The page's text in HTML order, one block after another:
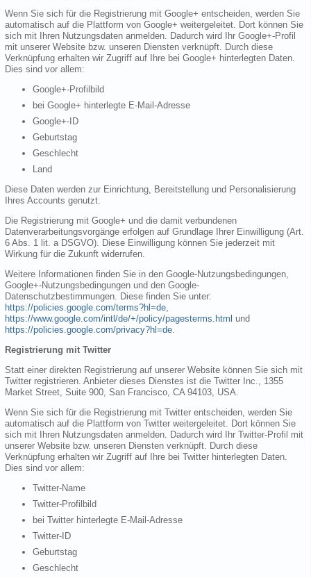
Wenn Sie sich für die Registrierung mit Google+ entscheiden, werden Sie
automatisch auf die Plattform von Google+ weitergeleitet. Dort können Sie
sich mit Ihren Nutzungsdaten anmelden. Dadurch wird Ihr Google+-Profil
mit unserer Website bzw. unseren Diensten verknüpft. Durch diese
Verknüpfung erhalten wir Zugriff auf Ihre bei Google+ hinterlegten Daten.
Dies sind vor allem:
Google+-Profilbild
bei Google+ hinterlegte E-Mail-Adresse
Google+-ID
Geburtstag
Geschlecht
Land
Diese Daten werden zur Einrichtung, Bereitstellung und Personalisierung
Ihres Accounts genutzt.
Die Registrierung mit Google+ und die damit verbundenen
Datenverarbeitungsvorgänge erfolgen auf Grundlage Ihrer Einwilligung (Art.
6 Abs. 1 lit. a DSGVO). Diese Einwilligung können Sie jederzeit mit
Wirkung für die Zukunft widerrufen.
Weitere Informationen finden Sie in den Google-Nutzungsbedingungen,
Google+-Nutzungsbedingungen und den Google-
Datenschutzbestimmungen. Diese finden Sie unter:
https://policies.google.com/terms?hl=de,
https://www.google.com/intl/de/+/policy/pagesterms.html und
https://policies.google.com/privacy?hl=de.
Registrierung mit Twitter
Statt einer direkten Registrierung auf unserer Website können Sie sich mit
Twitter registrieren. Anbieter dieses Dienstes ist die Twitter Inc., 1355
Market Street, Suite 900, San Francisco, CA 94103, USA.
Wenn Sie sich für die Registrierung mit Twitter entscheiden, werden Sie
automatisch auf die Plattform von Twitter weitergeleitet. Dort können Sie
sich mit Ihren Nutzungsdaten anmelden. Dadurch wird Ihr Twitter-Profil mit
unserer Website bzw. unseren Diensten verknüpft. Durch diese
Verknüpfung erhalten wir Zugriff auf Ihre bei Twitter hinterlegten Daten.
Dies sind vor allem:
Twitter-Name
Twitter-Profilbild
bei Twitter hinterlegte E-Mail-Adresse
Twitter-ID
Geburtstag
Geschlecht